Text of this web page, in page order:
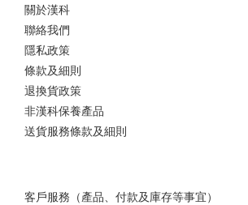
關於漢科
聯絡我們
隱私政策
條款及細則
退換貨政策
非漢科保養產品
送貨服務條款及細則
客戶服務（產品、付款及庫存等事宜）